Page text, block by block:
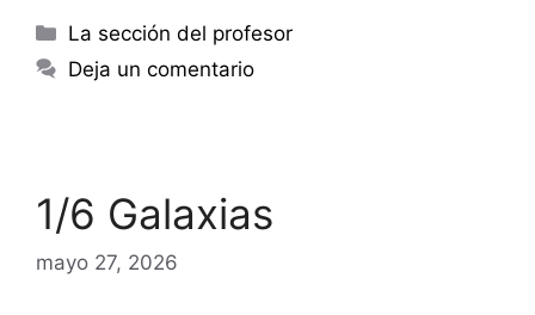
Categorías
La sección del profesor
Deja un comentario
1/6 Galaxias
mayo 27, 2026